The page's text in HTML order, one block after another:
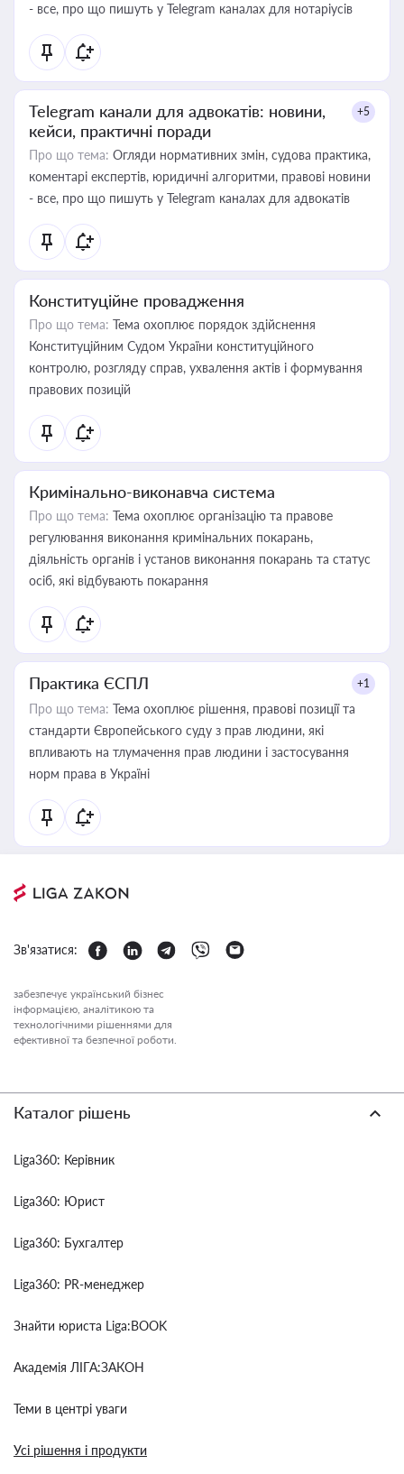
- все, про що пишуть у Telegram каналах для нотаріусів
Telegram канали для адвокатів: новини,
кейси, практичні поради
+5
Про що тема: Огляди нормативних змін, судова практика,
коментарі експертів, юридичні алгоритми, правові новини
- все, про що пишуть у Telegram каналах для адвокатів
Конституційне провадження
Про що тема: Тема охоплює порядок здійснення
Конституційним Судом України конституційного
контролю, розгляду справ, ухвалення актів і формування
правових позицій
Кримінально-виконавча система
Про що тема: Тема охоплює організацію та правове
регулювання виконання кримінальних покарань,
діяльність органів і установ виконання покарань та статус
осіб, які відбувають покарання
Практика ЄСПЛ +1
Про що тема: Тема охоплює рішення, правові позиції та
стандарти Європейського суду з прав людини, які
впливають на тлумачення прав людини і застосування
норм права в Україні
Зв'язатися:
забезпечує український бізнес
інформацією, аналітикою та
технологічними рішеннями для
ефективної та безпечної роботи.
Каталог рішень
Liga360: Керівник
Liga360: Юрист
Liga360: Бухгалтер
Liga360: PR-менеджер
Знайти юриста Liga:BOOK
Академія ЛІГА:ЗАКОН
Теми в центрі уваги
Усі рішення і продукти